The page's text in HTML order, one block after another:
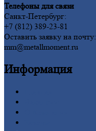
Телефоны для связи
Санкт-Петербург:
+7 (812) 389-23-81
Оставить заявку на почту:
mm@metallmoment.ru
Информация